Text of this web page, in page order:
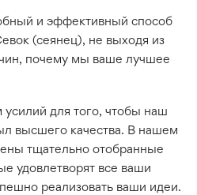
и эффективный способ
(сеянец), не выходя из
почему мы ваше лучшее
для того, чтобы наш
высшего качества. В нашем
тщательно отобранные
удовлетворят все ваши
реализовать ваши идеи.